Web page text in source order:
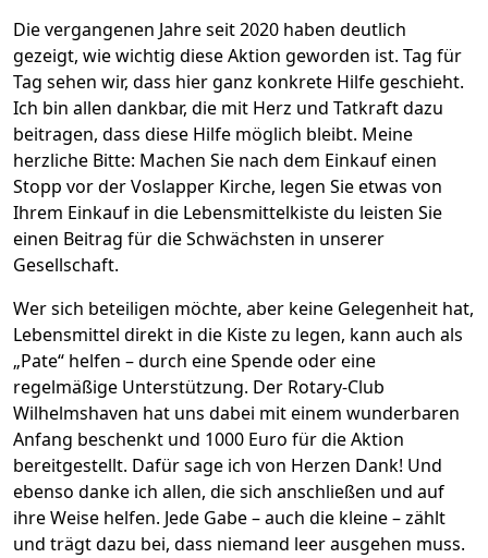
Die vergangenen Jahre seit 2020 haben deutlich
gezeigt, wie wichtig diese Aktion geworden ist. Tag für
Tag sehen wir, dass hier ganz konkrete Hilfe geschieht.
Ich bin allen dankbar, die mit Herz und Tatkraft dazu
beitragen, dass diese Hilfe möglich bleibt. Meine
herzliche Bitte: Machen Sie nach dem Einkauf einen
Stopp vor der Voslapper Kirche, legen Sie etwas von
Ihrem Einkauf in die Lebensmittelkiste du leisten Sie
einen Beitrag für die Schwächsten in unserer
Gesellschaft.
Wer sich beteiligen möchte, aber keine Gelegenheit hat,
Lebensmittel direkt in die Kiste zu legen, kann auch als
„Pate“ helfen – durch eine Spende oder eine
regelmäßige Unterstützung. Der Rotary-Club
Wilhelmshaven hat uns dabei mit einem wunderbaren
Anfang beschenkt und 1000 Euro für die Aktion
bereitgestellt. Dafür sage ich von Herzen Dank! Und
ebenso danke ich allen, die sich anschließen und auf
ihre Weise helfen. Jede Gabe – auch die kleine – zählt
und trägt dazu bei, dass niemand leer ausgehen muss.